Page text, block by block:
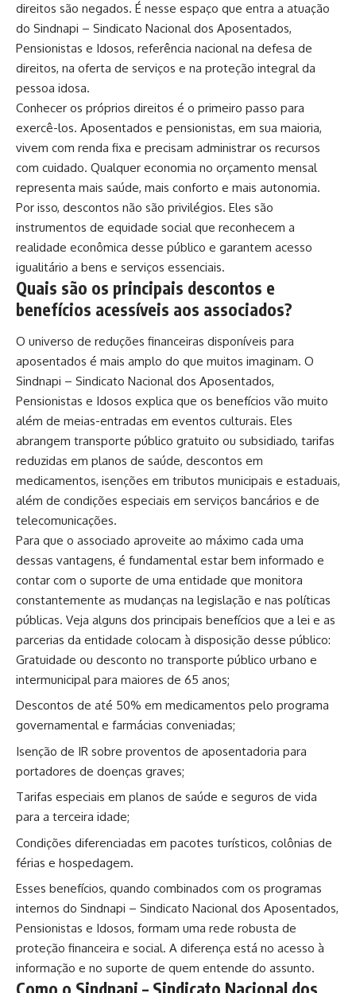
direitos são negados. É nesse espaço que entra a atuação
do Sindnapi – Sindicato Nacional dos Aposentados,
Pensionistas e Idosos, referência nacional na defesa de
direitos, na oferta de serviços e na proteção integral da
pessoa idosa.
Conhecer os próprios direitos é o primeiro passo para
exercê-los. Aposentados e pensionistas, em sua maioria,
vivem com renda fixa e precisam administrar os recursos
com cuidado. Qualquer economia no orçamento mensal
representa mais saúde, mais conforto e mais autonomia.
Por isso, descontos não são privilégios. Eles são
instrumentos de equidade social que reconhecem a
realidade econômica desse público e garantem acesso
igualitário a bens e serviços essenciais.
Quais são os principais descontos e
benefícios acessíveis aos associados?
O universo de reduções financeiras disponíveis para
aposentados é mais amplo do que muitos imaginam. O
Sindnapi – Sindicato Nacional dos Aposentados,
Pensionistas e Idosos explica que os benefícios vão muito
além de meias-entradas em eventos culturais. Eles
abrangem transporte público gratuito ou subsidiado, tarifas
reduzidas em planos de saúde, descontos em
medicamentos, isenções em tributos municipais e estaduais,
além de condições especiais em serviços bancários e de
telecomunicações.
Para que o associado aproveite ao máximo cada uma
dessas vantagens, é fundamental estar bem informado e
contar com o suporte de uma entidade que monitora
constantemente as mudanças na legislação e nas políticas
públicas. Veja alguns dos principais benefícios que a lei e as
parcerias da entidade colocam à disposição desse público:
Gratuidade ou desconto no transporte público urbano e
intermunicipal para maiores de 65 anos;
Descontos de até 50% em medicamentos pelo programa
governamental e farmácias conveniadas;
Isenção de IR sobre proventos de aposentadoria para
portadores de doenças graves;
Tarifas especiais em planos de saúde e seguros de vida
para a terceira idade;
Condições diferenciadas em pacotes turísticos, colônias de
férias e hospedagem.
Esses benefícios, quando combinados com os programas
internos do Sindnapi – Sindicato Nacional dos Aposentados,
Pensionistas e Idosos, formam uma rede robusta de
proteção financeira e social. A diferença está no acesso à
informação e no suporte de quem entende do assunto.
Como o Sindnapi – Sindicato Nacional dos